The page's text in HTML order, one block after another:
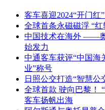
客车喜迎2024“开门红
全球首条永磁磁浮 “
中国技术在海外 ——
始发力
中通客车获评“中国海
业”称号
日照公交打造“智慧
全球首款 驶向巴黎！
客车扬帆出海